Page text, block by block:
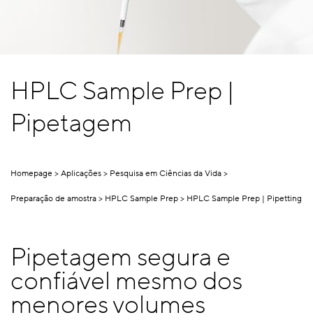
HPLC Sample Prep |
Pipetagem
Homepage Aplicações Pesquisa em Ciências da Vida
Preparação de amostra HPLC Sample Prep HPLC Sample Prep | Pipetting
Pipetagem segura e
confiável mesmo dos
menores volumes